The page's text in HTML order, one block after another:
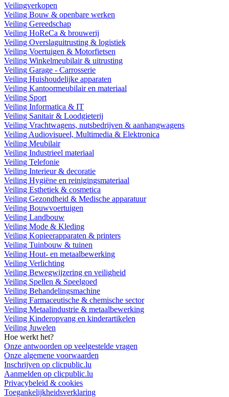
Veilingverkopen
Veiling Bouw & openbare werken
Veiling Gereedschap
Veiling HoReCa & brouwerij
Veiling Overslaguitrusting & logistiek
Veiling Voertuigen & Motorfietsen
Veiling Winkelmeubilair & uitrusting
Veiling Garage - Carrosserie
Veiling Huishoudelijke apparaten
Veiling Kantoormeubilair en materiaal
Veiling Sport
Veiling Informatica & IT
Veiling Sanitair & Loodgieterij
Veiling Vrachtwagens, nutsbedrijven & aanhangwagens
Veiling Audiovisueel, Multimedia & Elektronica
Veiling Meubilair
Veiling Industrieel materiaal
Veiling Telefonie
Veiling Interieur & decoratie
Veiling Hygiëne en reinigingsmateriaal
Veiling Esthetiek & cosmetica
Veiling Gezondheid & Medische apparatuur
Veiling Bouwvoertuigen
Veiling Landbouw
Veiling Mode & Kleding
Veiling Kopieerapparaten & printers
Veiling Tuinbouw & tuinen
Veiling Hout- en metaalbewerking
Veiling Verlichting
Veiling Bewegwijzering en veiligheid
Veiling Spellen & Speelgoed
Veiling Behandelingsmachine
Veiling Farmaceutische & chemische sector
Veiling Metaalindustrie & metaalbewerking
Veiling Kinderopvang en kinderartikelen
Veiling Juwelen
Hoe werkt het?
Onze antwoorden op veelgestelde vragen
Onze algemene voorwaarden
Inschrijven op clicpublic.lu
Aanmelden op clicpublic.lu
Privacybeleid & cookies
Toegankelijkheidsverklaring